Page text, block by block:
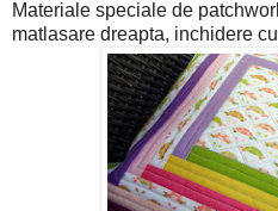
Materiale speciale de
matlasare dreapta, inchidere